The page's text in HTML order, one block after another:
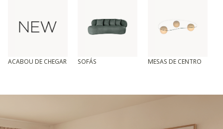
ACABOU DE CHEGAR SOFÁS MESAS DE CENTRO